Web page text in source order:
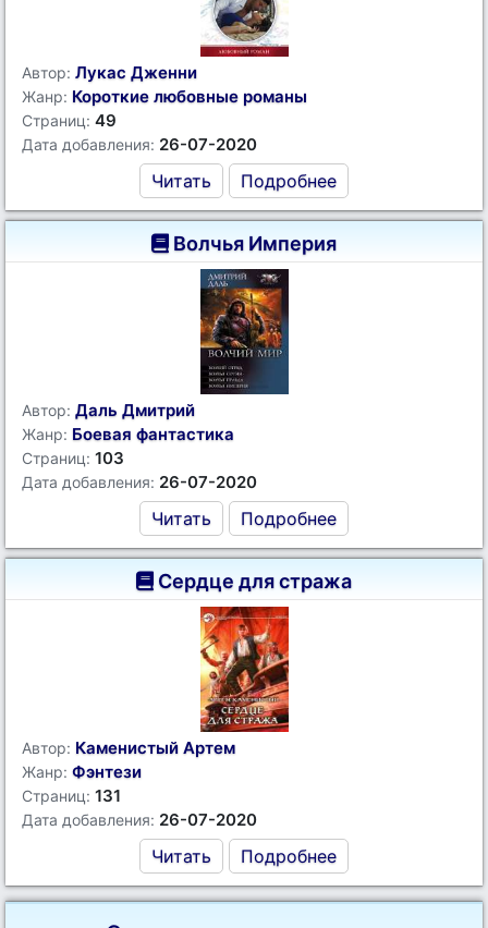
Автор: Лукас Дженни
Жанр: Короткие любовные романы
Страниц: 49
Дата добавления: 26-07-2020
Читать Подробнее
Волчья Империя
Автор: Даль Дмитрий
Жанр: Боевая фантастика
Страниц: 103
Дата добавления: 26-07-2020
Читать Подробнее
Сердце для стража
Автор: Каменистый Артем
Жанр: Фэнтези
Страниц: 131
Дата добавления: 26-07-2020
Читать Подробнее